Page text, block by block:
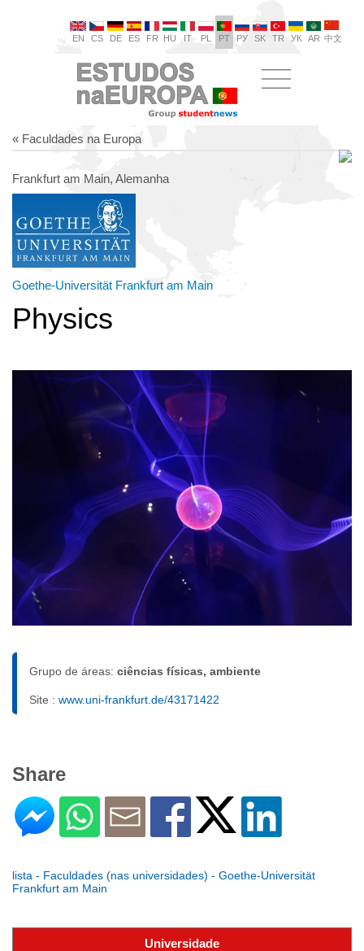
EN CS DE ES FR HU IT PL PT РУ SK TR УК AR 中文
« Faculdades na Europa
Frankfurt am Main, Alemanha
Goethe-Universität Frankfurt am Main
Physics
Grupo de áreas: ciências físicas, ambiente
Site : www.uni-frankfurt.de/43171422
Share
lista - Faculdades (nas universidades) - Goethe-Universität
Frankfurt am Main
Universidade